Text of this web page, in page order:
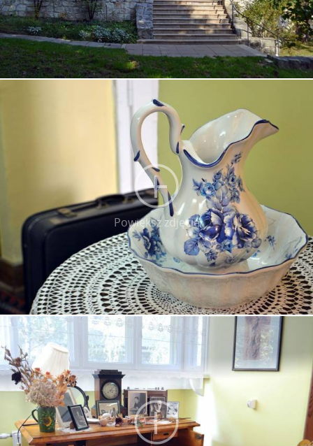
Powiększ zdjęcie